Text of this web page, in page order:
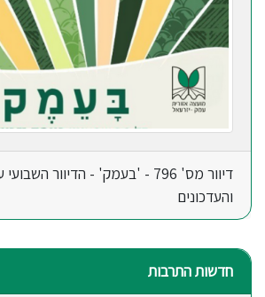
דיוור מס' 796 - 'בעמק' - הדיוור
והעדכונים
חדשות התרבות